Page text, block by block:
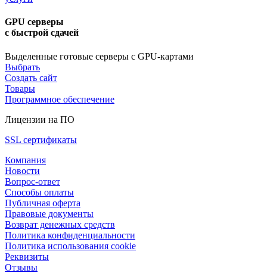
GPU серверы
с быстрой сдачей
Выделенные готовые серверы с GPU-картами
Выбрать
Создать сайт
Товары
Программное обеспечение
Лицензии на ПО
SSL сертификаты
Компания
Новости
Вопрос-ответ
Способы оплаты
Публичная оферта
Правовые документы
Возврат денежных средств
Политика конфиденциальности
Политика использования cookie
Реквизиты
Отзывы